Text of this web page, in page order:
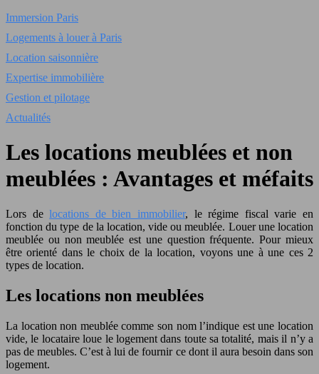
Immersion Paris
Logements à louer à Paris
Location saisonnière
Expertise immobilière
Gestion et pilotage
Actualités
Les locations meublées et non
meublées : Avantages et méfaits
Lors delocations de bien immobilier, le régime fiscal varie en
fonction du type de la location, vide ou meublée. Louer une location
meublée ou non meublée est une question fréquente. Pour mieux
être orienté dans le choix de la location, voyons une à une ces 2
types de location.
Les locations non meublées
La location non meublée comme son nom l’indique est une location
vide, le locataire loue le logement dans toute sa totalité, mais il n’y a
pas de meubles. C’est à lui de fournir ce dont il aura besoin dans son
logement.